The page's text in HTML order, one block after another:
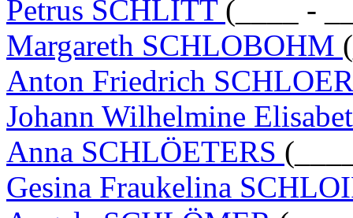
Petrus SCHLITT (____ -
Margareth SCHLOBOHM
Anton Friedrich
Johann Wilhelmine
Anna SCHLÖETERS
Gesina Fraukelina